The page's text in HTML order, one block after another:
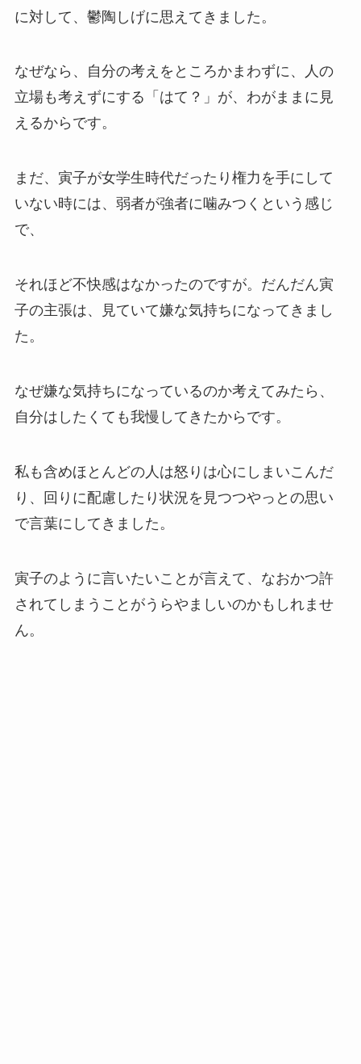
に対して、鬱陶しげに思えてきました。
なぜなら、自分の考えをところかまわずに、人の
立場も考えずにする「はて？」が、わがままに見
えるからです。
まだ、寅子が女学生時代だったり権力を手にして
いない時には、弱者が強者に噛みつくという感じ
で、
それほど不快感はなかったのですが。だんだん寅
子の主張は、見ていて嫌な気持ちになってきまし
た。
なぜ嫌な気持ちになっているのか考えてみたら、
自分はしたくても我慢してきたからです。
私も含めほとんどの人は怒りは心にしまいこんだ
り、回りに配慮したり状況を見つつやっとの思い
で言葉にしてきました。
寅子のように言いたいことが言えて、なおかつ許
されてしまうことがうらやましいのかもしれませ
ん。